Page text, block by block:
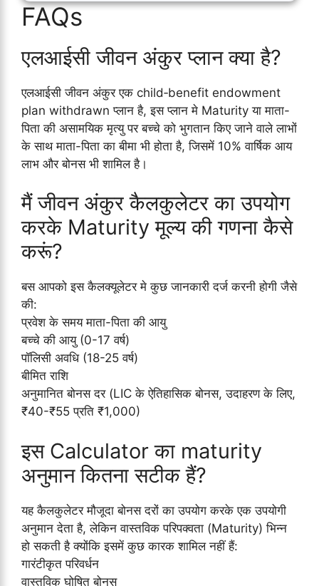
FAQs
एलआईसी जीवन अंकुर प्लान क्या है?
एलआईसी जीवन अंकुर एक child‑benefit endowment
plan withdrawn प्लान है, इस प्लान मे Maturity या माता-
पिता की असामयिक मृत्यु पर बच्चे को भुगतान किए जाने वाले लाभों
के साथ माता-पिता का बीमा भी होता है, जिसमें 10% वार्षिक आय
लाभ और बोनस भी शामिल है।
मैं जीवन अंकुर कैलकुलेटर का उपयोग
करके Maturity मूल्य की गणना कैसे
करूं?
बस आपको इस कैलक्यूलेटर मे कुछ जानकारी दर्ज करनी होगी जैसे
की:
प्रवेश के समय माता-पिता की आयु
बच्चे की आयु (0-17 वर्ष)
पॉलिसी अवधि (18-25 वर्ष)
बीमित राशि
अनुमानित बोनस दर (LIC के ऐतिहासिक बोनस, उदाहरण के लिए,
₹40-₹55 प्रति ₹1,000)
इस Calculator का maturity
अनुमान कितना सटीक हैं?
यह कैलकुलेटर मौजूदा बोनस दरों का उपयोग करके एक उपयोगी
अनुमान देता है, लेकिन वास्तविक परिपक्वता (Maturity) भिन्न
हो सकती है क्योंकि इसमें कुछ कारक शामिल नहीं हैं:
गारंटीकृत परिवर्धन
वास्तविक घोषित बोनस